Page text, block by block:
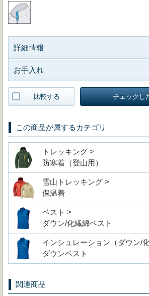
詳細情報
お手入れ
比較する チェックし
この商品が属するカテゴリ
トレッキング >
防寒着（登山用）
雪山トレッキング >
保温着
ベスト >
ダウン/化繊綿ベスト
インシュレーション（ダウン/
ダウンベスト
関連商品